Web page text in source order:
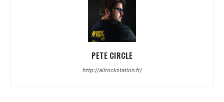
PETE CIRCLE
http://allrockstation.fr/